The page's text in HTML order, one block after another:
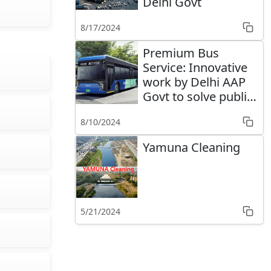
8/17/2024
Premium Bus
Service: Innovative
work by Delhi AAP
Govt to solve public
8/10/2024
Yamuna Cleaning
5/21/2024